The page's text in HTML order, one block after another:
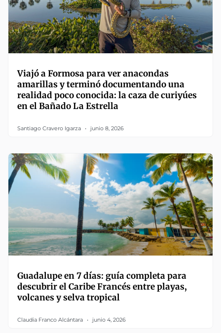
Viajó a Formosa para ver anacondas
amarillas y terminó documentando una
realidad poco conocida: la caza de curiyúes
en el Bañado La Estrella
Santiago Cravero Igarza junio 8, 2026
Guadalupe en 7 días: guía completa para
descubrir el Caribe Francés entre playas,
volcanes y selva tropical
Claudia Franco Alcántara junio 4, 2026